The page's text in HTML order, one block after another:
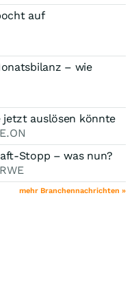
auf
– wie
jetzt auslösen könnte
E.ON
Stopp – was nun?
RWE
mehr Branchennachrichten »